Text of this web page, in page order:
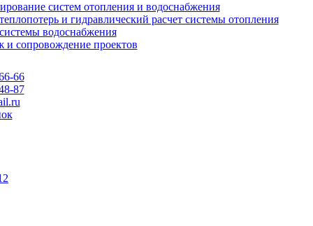
систем отопления и водоснабжения
и гидравлический расчет системы отопления
водоснабжения
и сопровождение проектов
66
87